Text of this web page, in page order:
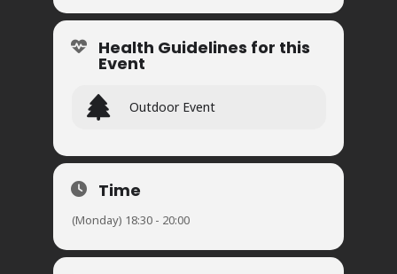
Health Guidelines for this
Event
Outdoor Event
Time
(Monday) 18:30 - 20:00